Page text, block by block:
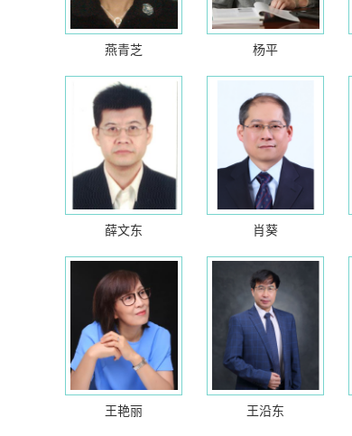
燕青芝 杨平
薛文东 肖葵
王艳丽 王沿东